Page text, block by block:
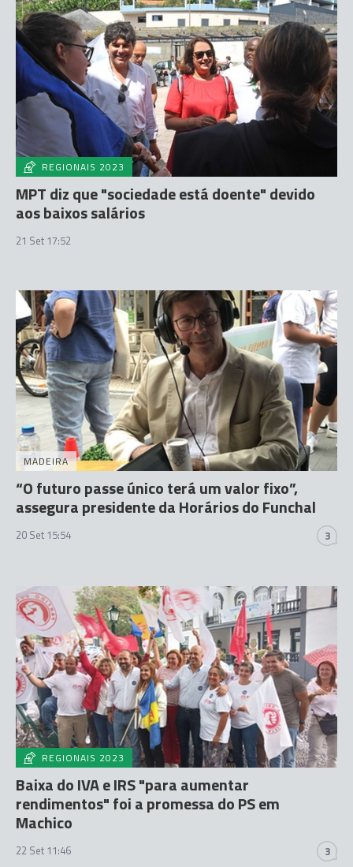
REGIONAIS 2023
MPT diz que "sociedade está doente" devido
aos baixos salários
21 Set 17:52
MADEIRA
“O futuro passe único terá um valor fixo”,
assegura presidente da Horários do Funchal
20 Set 15:54 3
REGIONAIS 2023
Baixa do IVA e IRS "para aumentar
rendimentos" foi a promessa do PS em
Machico
22 Set 11:46 3